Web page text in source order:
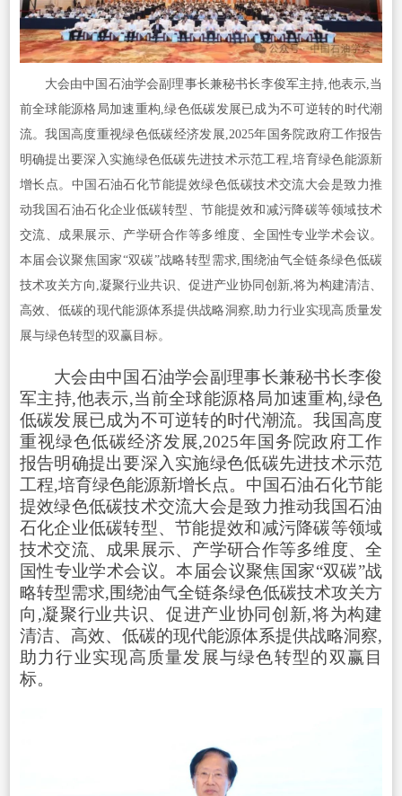
大会由中国石油学会副理事长兼秘书长李俊军主持,他表示,当
前全球能源格局加速重构,绿色低碳发展已成为不可逆转的时代潮
流。我国高度重视绿色低碳经济发展,2025年国务院政府工作报告
明确提出要深入实施绿色低碳先进技术示范工程,培育绿色能源新
增长点。中国石油石化节能提效绿色低碳技术交流大会是致力推
动我国石油石化企业低碳转型、节能提效和减污降碳等领域技术
交流、成果展示、产学研合作等多维度、全国性专业学术会议。
本届会议聚焦国家“双碳”战略转型需求,围绕油气全链条绿色低碳
技术攻关方向,凝聚行业共识、促进产业协同创新,将为构建清洁、
高效、低碳的现代能源体系提供战略洞察,助力行业实现高质量发
展与绿色转型的双赢目标。
大会由中国石油学会副理事长兼秘书长李俊
军主持,他表示,当前全球能源格局加速重构,绿色
低碳发展已成为不可逆转的时代潮流。我国高度
重视绿色低碳经济发展,2025年国务院政府工作
报告明确提出要深入实施绿色低碳先进技术示范
工程,培育绿色能源新增长点。中国石油石化节能
提效绿色低碳技术交流大会是致力推动我国石油
石化企业低碳转型、节能提效和减污降碳等领域
技术交流、成果展示、产学研合作等多维度、全
国性专业学术会议。本届会议聚焦国家“双碳”战
略转型需求,围绕油气全链条绿色低碳技术攻关方
向,凝聚行业共识、促进产业协同创新,将为构建
清洁、高效、低碳的现代能源体系提供战略洞察,
助力行业实现高质量发展与绿色转型的双赢目
标。